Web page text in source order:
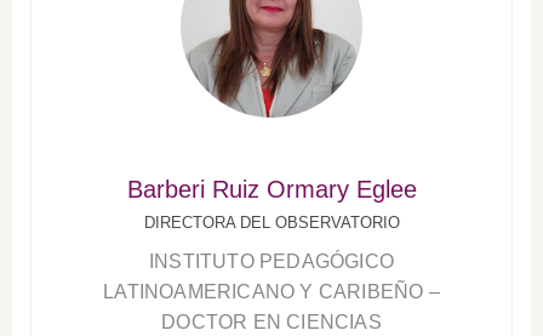
Barberi Ruiz Ormary Eglee
DIRECTORA DEL OBSERVATORIO
INSTITUTO PEDAGÓGICO
LATINOAMERICANO Y CARIBEÑO –
DOCTOR EN CIENCIAS